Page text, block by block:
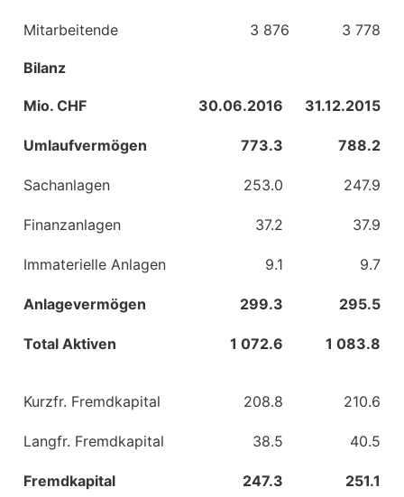
Mitarbeitende 3 876 3 778
Bilanz
Mio. CHF 30.06.2016 31.12.2015
Umlaufvermögen 773.3 788.2
Sachanlagen 253.0 247.9
Finanzanlagen 37.2 37.9
Immaterielle Anlagen 9.1 9.7
Anlagevermögen 299.3 295.5
Total Aktiven 1 072.6 1 083.8
Kurzfr. Fremdkapital 208.8 210.6
Langfr. Fremdkapital 38.5 40.5
Fremdkapital 247.3 251.1